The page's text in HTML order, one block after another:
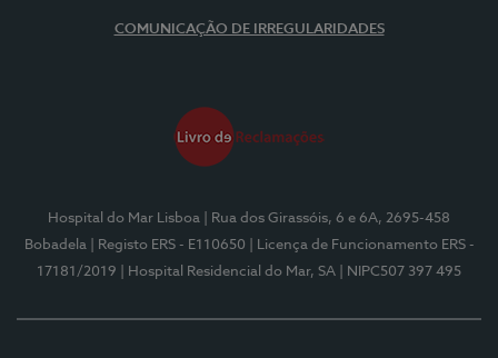
COMUNICAÇÃO DE IRREGULARIDADES
Hospital do Mar Lisboa
| Rua dos Girassóis, 6 e 6A, 2695-458
Bobadela
| Registo ERS - E110650
| Licença de Funcionamento ERS -
17181/2019
| Hospital Residencial do Mar, SA | NIPC507 397 495